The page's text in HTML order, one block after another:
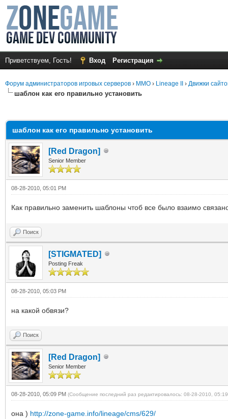
Приветствуем, Гость! Вход Регистрация
Форум администраторов игровых серверов › MMO › Lineage II › Движки
шаблон как его правильно установить
шаблон как его правильно установить
[Red Dragon]
Senior Member
08-28-2010, 05:01 PM
Как правильно заменить шаблоны чтоб все было взаимо
Поиск
[STIGMATED]
Posting Freak
08-28-2010, 05:03 PM
на какой обвязи?
Поиск
[Red Dragon]
Senior Member
08-28-2010, 05:09 PM (Сообщение последний раз редактировалось: 08-28-2010,
она ) http://zone-game.info/lineage/cms/629/